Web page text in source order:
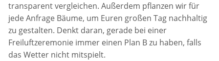
transparent vergleichen. Außerdem pflanzen wir für
jede Anfrage Bäume, um Euren großen Tag nachhaltig
zu gestalten. Denkt daran, gerade bei einer
Freiluftzeremonie immer einen Plan B zu haben, falls
das Wetter nicht mitspielt.